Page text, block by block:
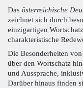
Das österreichische
zeichnet sich durch
einzigartigen
charakteristische
Die Besonderheiten
über den Wortschatz
und Aussprache,
Darüber hinaus finden